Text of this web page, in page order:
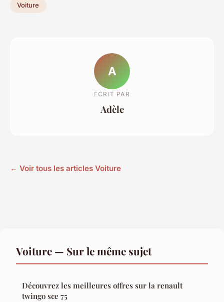
Voiture
A
ECRIT PAR
Adèle
← Voir tous les articles Voiture
Voiture — Sur le même sujet
Découvrez les meilleures offres sur la renault
twingo sce 75